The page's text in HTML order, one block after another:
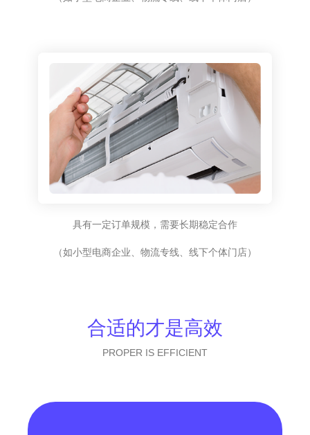
具有一定订单规模，需要长期稳定合作
（如小型电商企业、物流专线、线下个体门店）
合适的才是高效
PROPER IS EFFICIENT